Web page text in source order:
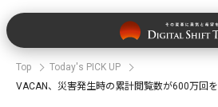
Top
Today's PICK UP
VACAN、災害発生時の累計閲覧数が600万回